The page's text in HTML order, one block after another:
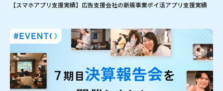
【スマホアプリ支援実績】広告支援会社の新規事業ポイ活アプリ支援実績